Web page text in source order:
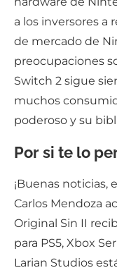
a los inversores a
de mercado de
preocupaciones
Switch 2 sigue
muchos
poderoso y su
Por si te lo
¡Buenas noticias,
Carlos Mendoza
Original Sin II
para PS5, Xbox
Larian Studios